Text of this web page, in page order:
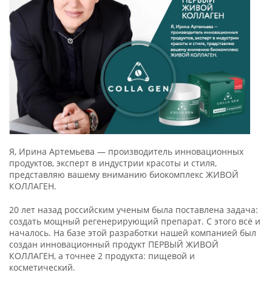
Я, Ирина Артемьева — производитель инновационных
продуктов, эксперт в индустрии красоты и стиля,
представляю вашему вниманию биокомплекс ЖИВОЙ
КОЛЛАГЕН.
20 лет назад российским ученым была поставлена задача:
создать мощный регенерирующий препарат. С этого всё и
началось. На базе этой разработки нашей компанией был
создан инновационный продукт ПЕРВЫЙ ЖИВОЙ
КОЛЛАГЕН, а точнее 2 продукта: пищевой и
косметический.